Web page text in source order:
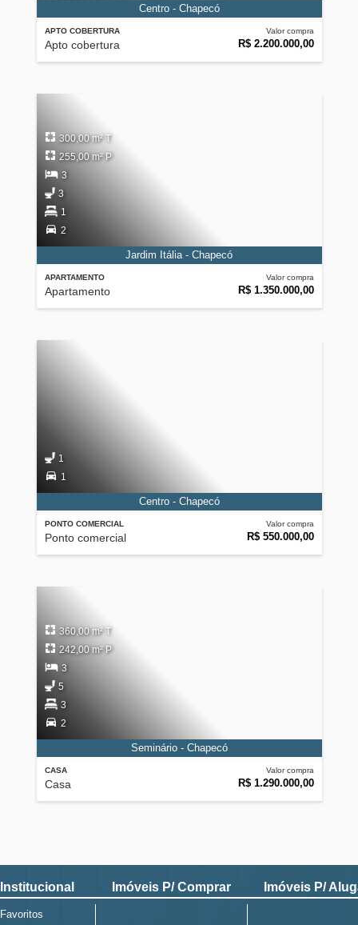
APTO COBERTURA
Apto cobertura
Valor compra
R$ 2.200.000,00
Centro - Chapecó
APARTAMENTO
Apartamento
Valor compra
R$ 1.350.000,00
300,00 m² T
255,00 m² P
3
3
1
2
Jardim Itália - Chapecó
PONTO COMERCIAL
Ponto comercial
Valor compra
R$ 550.000,00
1
1
Centro - Chapecó
CASA
Casa
Valor compra
R$ 1.290.000,00
360,00 m² T
242,00 m² P
3
5
3
2
Seminário - Chapecó
Institucional
Favoritos
Imóveis P/ Comprar Imóveis P/